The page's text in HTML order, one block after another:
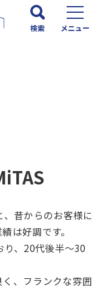
検索 メニュー
昔からのお客様に
は好調です。
り、20代後半～30
、フランクな雰囲